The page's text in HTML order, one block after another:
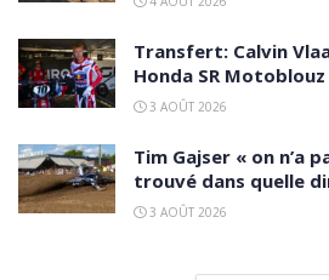
Transfert: Calvin
Honda SR Motoblouz
3 AOÛT 2026
Tim Gajser « on n’a
trouvé dans quelle
3 AOÛT 2026